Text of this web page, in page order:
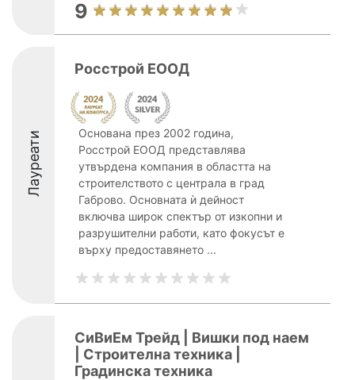
9
Лауреати
Росстрой ЕООД
Основана през 2002 година,
Росстрой ЕООД представлява
утвърдена компания в областта на
строителството с централа в град
Габрово. Основната ѝ дейност
включва широк спектър от изкопни и
разрушителни работи, като фокусът е
върху предоставянето ...
СиВиЕм Трейд | Вишки под наем
| Строителна техника |
Градинска техника